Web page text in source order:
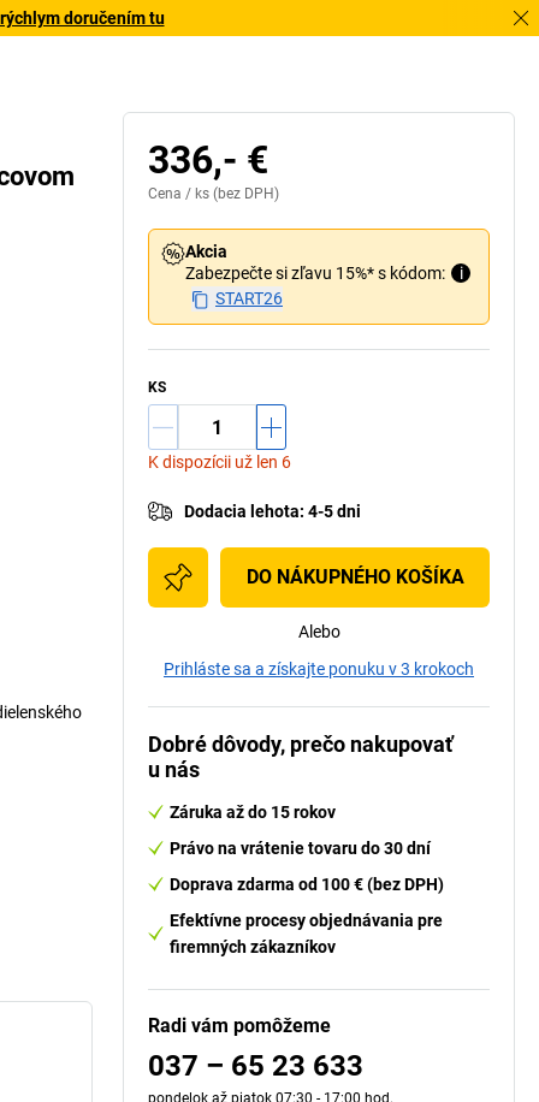
doručením tu
336,- €
Cena / ks (bez DPH)
Akcia
Zabezpečte si zľavu 15%* s kódom:
i
START26
KS
K dispozícii už len 6
Dodacia lehota: 4-5 dni
DO NÁKUPNÉHO KOŠÍKA
Alebo
Prihláste sa a získajte ponuku v 3 krokoch
Dobré dôvody, prečo nakupovať
u nás
Záruka až do 15 rokov
Právo na vrátenie tovaru do 30 dní
Doprava zdarma od 100 € (bez DPH)
Efektívne procesy objednávania pre
firemných zákazníkov
Radi vám pomôžeme
037 – 65 23 633
pondelok až piatok 07:30 - 17:00 hod.